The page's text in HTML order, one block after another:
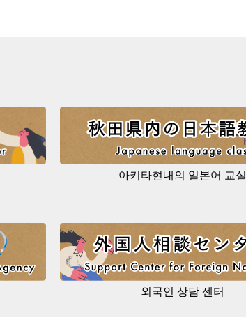
아키타현내의 일본어 교실
외국인 상담 센터